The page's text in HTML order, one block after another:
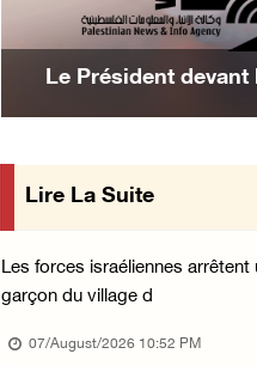
La présidence palestinienne
Khalayel al-Louz : des
07/August/2026 01:53 PM
Nouvelle attaque de colons à
Le Président devant
mise en œuvre des
Central concernant les
Lire La Suite
Les forces israéliennes arrêtent
garçon du village d
07/August/2026 10:52 PM